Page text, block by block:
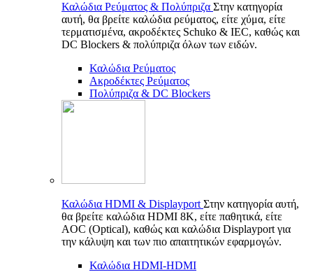
Καλώδια Ρεύματος & Πολύπριζα Στην κατηγορία
αυτή, θα βρείτε καλώδια ρεύματος, είτε χύμα, είτε
τερματισμένα, ακροδέκτες Schuko & IEC, καθώς και
DC Blockers & πολύπριζα όλων των ειδών.
Καλώδια Ρεύματος
Ακροδέκτες Ρεύματος
Πολύπριζα & DC Blockers
Καλώδια HDMI & Displayport Στην κατηγορία αυτή,
θα βρείτε καλώδια HDMI 8K, είτε παθητικά, είτε
AOC (Optical), καθώς και καλώδια Displayport για
την κάλυψη και των πιο απαιτητικών εφαρμογών.
Καλώδια HDMI-HDMI